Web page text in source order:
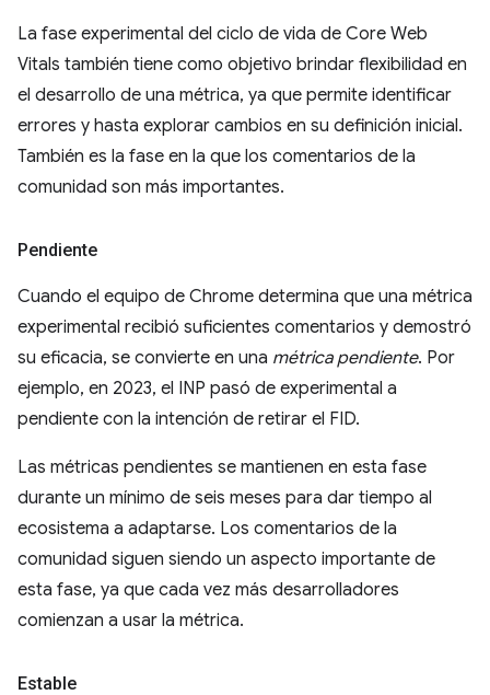
La fase experimental del ciclo de vida de Core Web
Vitals también tiene como objetivo brindar flexibilidad en
el desarrollo de una métrica, ya que permite identificar
errores y hasta explorar cambios en su definición inicial.
También es la fase en la que los comentarios de la
comunidad son más importantes.
Pendiente
Cuando el equipo de Chrome determina que una métrica
experimental recibió suficientes comentarios y demostró
su eficacia, se convierte en una métrica pendiente. Por
ejemplo, en 2023, el INP pasó de experimental a
pendiente con la intención de retirar el FID.
Las métricas pendientes se mantienen en esta fase
durante un mínimo de seis meses para dar tiempo al
ecosistema a adaptarse. Los comentarios de la
comunidad siguen siendo un aspecto importante de
esta fase, ya que cada vez más desarrolladores
comienzan a usar la métrica.
Estable